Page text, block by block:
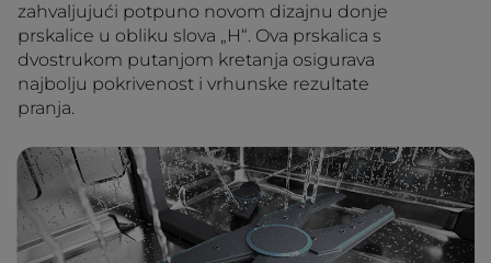
zahvaljujući potpuno novom dizajnu donje
prskalice u obliku slova „H“. Ova prskalica s
dvostrukom putanjom kretanja osigurava
najbolju pokrivenost i vrhunske rezultate
pranja.